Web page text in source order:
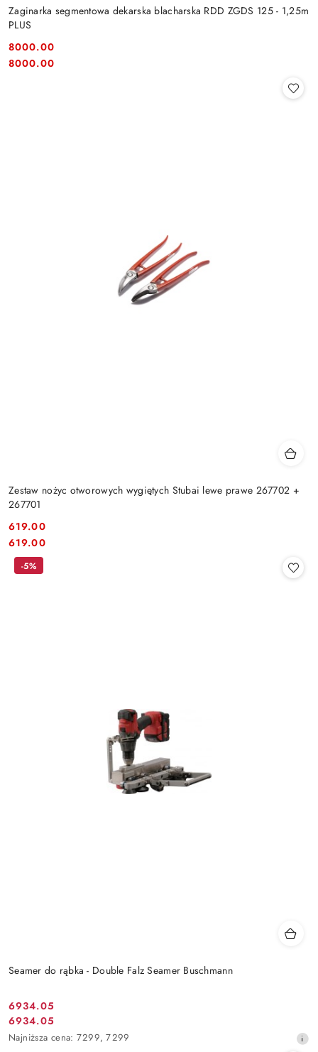
Zaginarka segmentowa dekarska blacharska RDD ZGDS 125 - 1,25m
PLUS
Cena:
8000.00
Cena:
8000.00
Zestaw nożyc otworowych wygiętych Stubai lewe prawe 267702 +
267701
Cena:
619.00
Cena:
619.00
Seamer do rąbka - Double Falz Seamer Buschmann
Cena
promocyjna:
6934.05
Cena
promocyjna:
6934.05
Najniższa
Najniższa cena: 7299, 7299
-5%